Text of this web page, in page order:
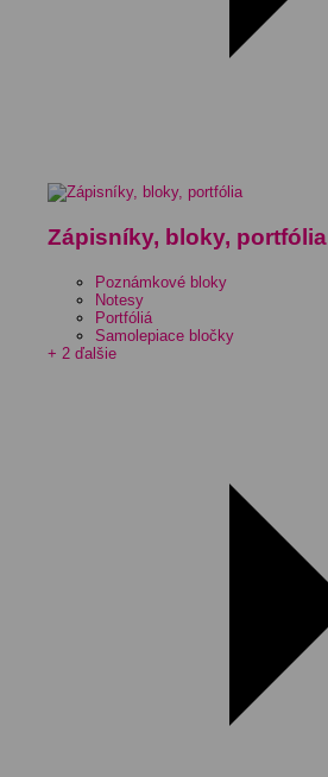
Zápisníky, bloky, portfólia
Poznámkové bloky
Notesy
Portfóliá
Samolepiace bločky
+ 2 ďalšie